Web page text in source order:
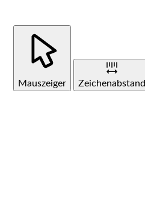
Mauszeiger Zeichenabstand